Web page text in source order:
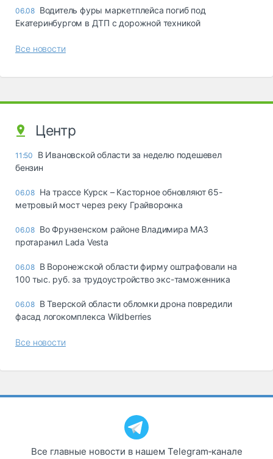
06.08 Водитель фуры маркетплейса погиб под
Екатеринбургом в ДТП с дорожной техникой
Все новости
Центр
11:50
В Ивановской области за неделю подешевел
бензин
06.08 На трассе Курск – Касторное обновляют 65-
метровый мост через реку Грайворонка
06.08 Во Фрунзенском районе Владимира МАЗ
протаранил Lada Vesta
06.08 В Воронежской области фирму оштрафовали на
100 тыс. руб. за трудоустройство экс-таможенника
06.08 В Тверской области обломки дрона повредили
фасад логокомплекса Wildberries
Все новости
Все главные новости в нашем Telegram‑канале